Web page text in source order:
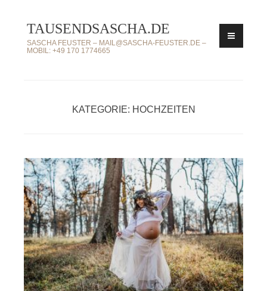
Inhalt
springen
TAUSENDSASCHA.DE
SASCHA FEUSTER – MAIL@SASCHA-FEUSTER.DE –
MOBIL: +49 170 1774665
KATEGORIE: HOCHZEITEN